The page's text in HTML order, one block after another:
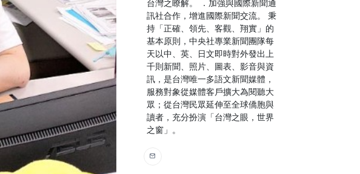
台灣之瞭解。 ．加強與國際新聞通
訊社合作，增進國際新聞交流。 秉
持「正確、領先、客觀、翔實」的
基本原則，中央社專業新聞團隊每
天以中、英、日文即時對外發出上
千則新聞、照片、圖表、影音與資
訊，是台灣唯一多語文新聞媒體，
服務對象從媒體客戶擴大為閱聽大
眾；從台灣民眾延伸至全球僑胞與
讀者，充分扮演「台灣之眼，世界
之窗」。